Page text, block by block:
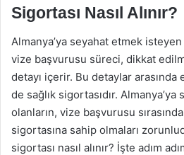
Sigortası Nasıl Alınır?
Almanya’ya seyahat etmek
vize başvurusu süreci, dikkat
detayı içerir. Bu detaylar
de sağlık sigortasıdır.
olanların, vize başvurusu
sigortasına sahip olmaları
sigortası nasıl alınır? İşte adım